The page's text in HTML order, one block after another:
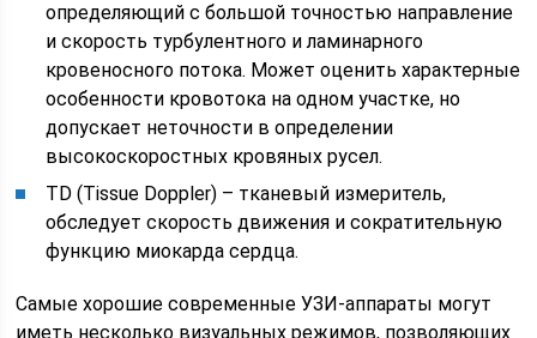
определяющий с большой точностью направление
и скорость турбулентного и ламинарного
кровеносного потока. Может оценить характерные
особенности кровотока на одном участке, но
допускает неточности в определении
высокоскоростных кровяных русел.
TD (Tissue Doppler) – тканевый измеритель,
обследует скорость движения и сократительную
функцию миокарда сердца.
Самые хорошие современные УЗИ-аппараты могут
иметь несколько визуальных режимов, позволяющих